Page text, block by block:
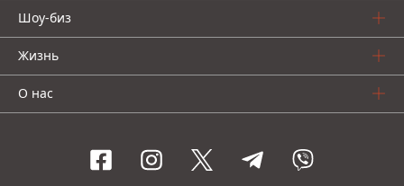
Шоу-биз
Жизнь
О нас